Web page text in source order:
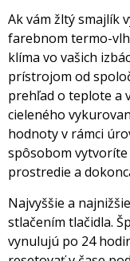
Ak vám žltý smajlík
farebnom termo-
klíma vo vašich
prístrojom od
prehľad o teplote a
cieleného
hodnoty v rámci
spôsobom
prostredie a
Najvyššie a
stlačením tlačidla.
vynulujú po 24